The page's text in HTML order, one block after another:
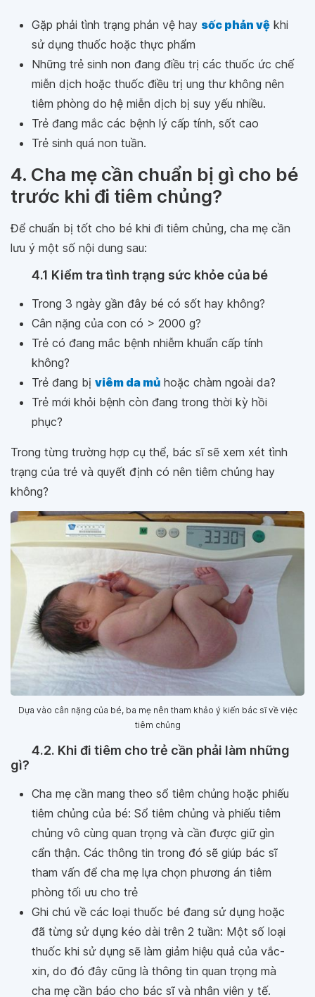
Gặp phải tình trạng phản vệ hay sốc phản vệ khi
sử dụng thuốc hoặc thực phẩm
Những trẻ sinh non đang điều trị các thuốc ức chế
miễn dịch hoặc thuốc điều trị ung thư không nên
tiêm phòng do hệ miễn dịch bị suy yếu nhiều.
Trẻ đang mắc các bệnh lý cấp tính, sốt cao
Trẻ sinh quá non tuần.
4. Cha mẹ cần chuẩn bị gì cho bé
trước khi đi tiêm chủng?
Để chuẩn bị tốt cho bé khi đi tiêm chủng, cha mẹ cần
lưu ý một số nội dung sau:
4.1 Kiểm tra tình trạng sức khỏe của bé
Trong 3 ngày gần đây bé có sốt hay không?
Cân nặng của con có > 2000 g?
Trẻ có đang mắc bệnh nhiễm khuẩn cấp tính
không?
Trẻ đang bị viêm da mủ hoặc chàm ngoài da?
Trẻ mới khỏi bệnh còn đang trong thời kỳ hồi
phục?
Trong từng trường hợp cụ thể, bác sĩ sẽ xem xét tình
trạng của trẻ và quyết định có nên tiêm chủng hay
không?
Dựa vào cân nặng của bé, ba mẹ nên tham khảo ý kiến bác sĩ về việc
tiêm chủng
4.2. Khi đi tiêm cho trẻ cần phải làm những
gì?
Cha mẹ cần mang theo sổ tiêm chủng hoặc phiếu
tiêm chủng của bé: Sổ tiêm chủng và phiếu tiêm
chủng vô cùng quan trọng và cần được giữ gìn
cẩn thận. Các thông tin trong đó sẽ giúp bác sĩ
tham vấn để cha mẹ lựa chọn phương án tiêm
phòng tối ưu cho trẻ
Ghi chú về các loại thuốc bé đang sử dụng hoặc
đã từng sử dụng kéo dài trên 2 tuần: Một số loại
thuốc khi sử dụng sẽ làm giảm hiệu quả của vắc-
xin, do đó đây cũng là thông tin quan trọng mà
cha mẹ cần báo cho bác sĩ và nhân viên y tế.